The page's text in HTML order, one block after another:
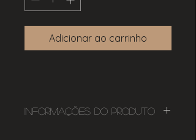
Adicionar ao carrinho
Informações do Produto